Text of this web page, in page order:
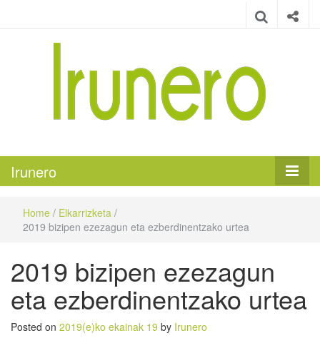
Irunero
Home / Elkarrizketa /
2019 bizipen ezezagun eta ezberdinentzako urtea
2019 bizipen ezezagun
eta ezberdinentzako urtea
Posted on 2019(e)ko ekainak 19 by Irunero